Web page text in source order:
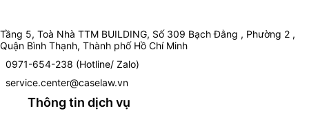
Tầng 5, Toà Nhà TTM BUILDING, Số 309 Bạch Đằng , Phường 2 ,
Quận Bình Thạnh, Thành phố Hồ Chí Minh
0971-654-238 (Hotline/ Zalo)
service.center@caselaw.vn
Thông tin dịch vụ